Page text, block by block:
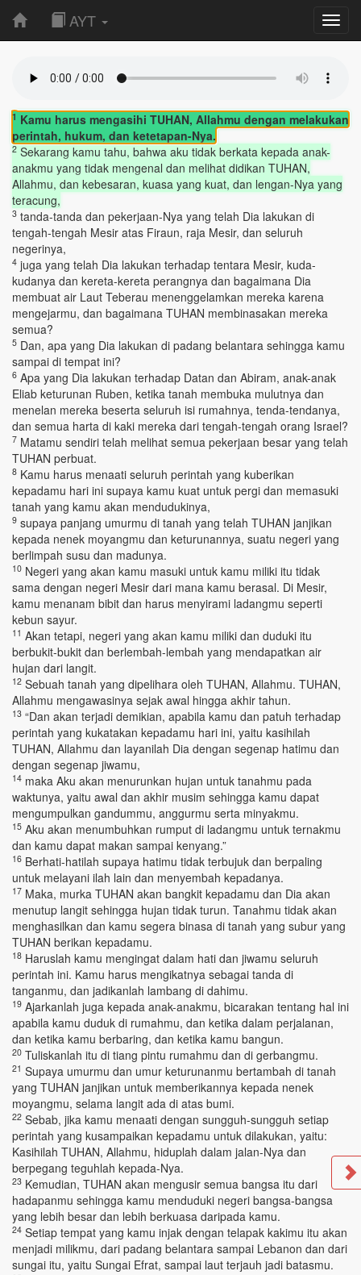
AYT
1 Kamu harus mengasihi TUHAN, Allahmu dengan melakukan
perintah, hukum, dan ketetapan-Nya.
2 Sekarang kamu tahu, bahwa aku tidak berkata kepada anak-
anakmu yang tidak mengenal dan melihat didikan TUHAN,
Allahmu, dan kebesaran, kuasa yang kuat, dan lengan-Nya yang
teracung,
3 tanda-tanda dan pekerjaan-Nya yang telah Dia lakukan di
tengah-tengah Mesir atas Firaun, raja Mesir, dan seluruh
negerinya,
4 juga yang telah Dia lakukan terhadap tentara Mesir, kuda-
kudanya dan kereta-kereta perangnya dan bagaimana Dia
membuat air Laut Teberau menenggelamkan mereka karena
mengejarmu, dan bagaimana TUHAN membinasakan mereka
semua?
5 Dan, apa yang Dia lakukan di padang belantara sehingga kamu
sampai di tempat ini?
6 Apa yang Dia lakukan terhadap Datan dan Abiram, anak-anak
Eliab keturunan Ruben, ketika tanah membuka mulutnya dan
menelan mereka beserta seluruh isi rumahnya, tenda-tendanya,
dan semua harta di kaki mereka dari tengah-tengah orang Israel?
7 Matamu sendiri telah melihat semua pekerjaan besar yang telah
TUHAN perbuat.
8 Kamu harus menaati seluruh perintah yang kuberikan
kepadamu hari ini supaya kamu kuat untuk pergi dan memasuki
tanah yang kamu akan mendudukinya,
9 supaya panjang umurmu di tanah yang telah TUHAN janjikan
kepada nenek moyangmu dan keturunannya, suatu negeri yang
berlimpah susu dan madunya.
10 Negeri yang akan kamu masuki untuk kamu miliki itu tidak
sama dengan negeri Mesir dari mana kamu berasal. Di Mesir,
kamu menanam bibit dan harus menyirami ladangmu seperti
kebun sayur.
11 Akan tetapi, negeri yang akan kamu miliki dan duduki itu
berbukit-bukit dan berlembah-lembah yang mendapatkan air
hujan dari langit.
12 Sebuah tanah yang dipelihara oleh TUHAN, Allahmu. TUHAN,
Allahmu mengawasinya sejak awal hingga akhir tahun.
13 “Dan akan terjadi demikian, apabila kamu dan patuh terhadap
perintah yang kukatakan kepadamu hari ini, yaitu kasihilah
TUHAN, Allahmu dan layanilah Dia dengan segenap hatimu dan
dengan segenap jiwamu,
14 maka Aku akan menurunkan hujan untuk tanahmu pada
waktunya, yaitu awal dan akhir musim sehingga kamu dapat
mengumpulkan gandummu, anggurmu serta minyakmu.
15 Aku akan menumbuhkan rumput di ladangmu untuk ternakmu
dan kamu dapat makan sampai kenyang.”
16 Berhati-hatilah supaya hatimu tidak terbujuk dan berpaling
untuk melayani ilah lain dan menyembah kepadanya.
17 Maka, murka TUHAN akan bangkit kepadamu dan Dia akan
menutup langit sehingga hujan tidak turun. Tanahmu tidak akan
menghasilkan dan kamu segera binasa di tanah yang subur yang
TUHAN berikan kepadamu.
18 Haruslah kamu mengingat dalam hati dan jiwamu seluruh
perintah ini. Kamu harus mengikatnya sebagai tanda di
tanganmu, dan jadikanlah lambang di dahimu.
19 Ajarkanlah juga kepada anak-anakmu, bicarakan tentang hal ini
apabila kamu duduk di rumahmu, dan ketika dalam perjalanan,
dan ketika kamu berbaring, dan ketika kamu bangun.
20 Tuliskanlah itu di tiang pintu rumahmu dan di gerbangmu.
21 Supaya umurmu dan umur keturunanmu bertambah di tanah
yang TUHAN janjikan untuk memberikannya kepada nenek
moyangmu, selama langit ada di atas bumi.
22 Sebab, jika kamu menaati dengan sungguh-sungguh setiap
perintah yang kusampaikan kepadamu untuk dilakukan, yaitu:
Kasihilah TUHAN, Allahmu, hiduplah dalam jalan-Nya dan
berpegang teguhlah kepada-Nya.
23 Kemudian, TUHAN akan mengusir semua bangsa itu dari
hadapanmu sehingga kamu menduduki negeri bangsa-bangsa
yang lebih besar dan lebih berkuasa daripada kamu.
24 Setiap tempat yang kamu injak dengan telapak kakimu itu akan
menjadi milikmu, dari padang belantara sampai Lebanon dan dari
sungai itu, yaitu Sungai Efrat, sampai laut terjauh jadi batasmu.